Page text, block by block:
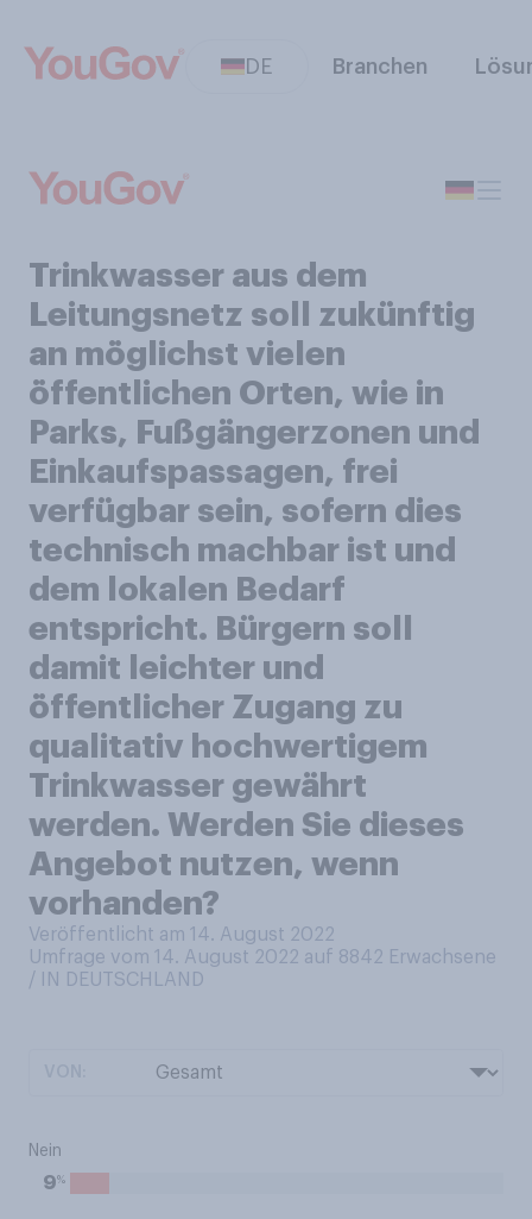
DE Branchen
Trinkwasser aus dem
Leitungsnetz soll zukünftig
an möglichst vielen
öffentlichen Orten, wie in
Parks, Fußgängerzonen und
Einkaufspassagen, frei
verfügbar sein, sofern dies
technisch machbar ist und
dem lokalen Bedarf
entspricht. Bürgern soll
damit leichter und
öffentlicher Zugang zu
qualitativ hochwertigem
Trinkwasser gewährt
werden. Werden Sie dieses
Angebot nutzen, wenn
vorhanden?
Veröffentlicht am 14. August 2022
Umfrage vom 14. August 2022 auf 8842 Erwachsene
/ IN DEUTSCHLAND
Nein
9%